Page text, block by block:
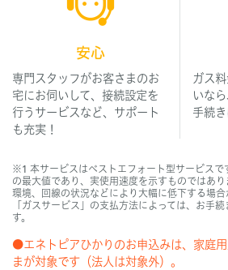
安心
専門スタッフがお客さまのお
宅にお伺いして、接続設定を
行うサービスなど、サポート
も充実！
ガス
いな
手続
※1 本サービスはベストエフォート型サービスで
の最大値であり、実使用速度を示すものではあ
環境、回線の状況などにより大幅に低下する場
「ガスサービス」の支払方法によっては、お手
す。
●エネトピアひかりのお申込みは、家庭
まが対象です（法人は対象外）。